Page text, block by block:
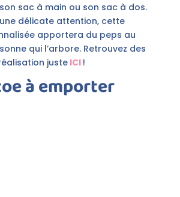
sac à main ou son sac à dos.
une délicate attention, cette
apportera du peps au
qui l’arbore. Retrouvez des
juste ICI !
à emporter